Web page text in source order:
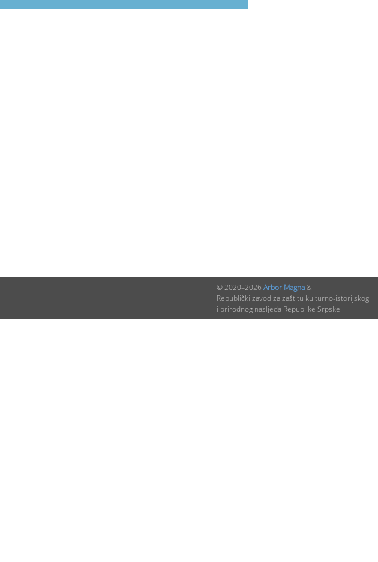
© 2020–2026 Arbor Magna&
Republički zavod za zaštitu kulturno-istorijskog
i prirodnog nasljeđa Republike Srpske